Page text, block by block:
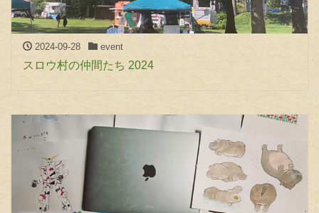
2024-09-28 event
スロウ村の仲間たち 2024